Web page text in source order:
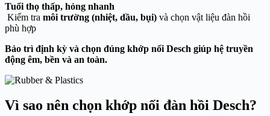
Tuổi thọ thấp, hỏng nhanh
Kiểm tra môi trường (nhiệt, dầu, bụi) và chọn vật liệu đàn hồi
phù hợp
Bảo trì định kỳ và chọn đúng khớp nối Desch giúp hệ truyền
động êm, bền và an toàn.
Vì sao nên chọn khớp nối đàn hồi Desch?